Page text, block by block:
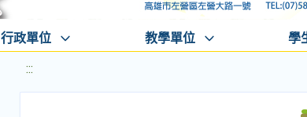
行政單位 教學單位 學
:::